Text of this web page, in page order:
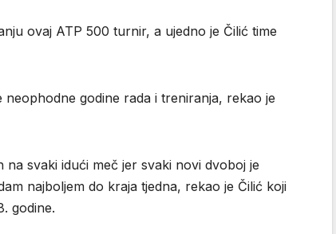
ovaj ATP 500 turnir, a ujedno je Čilić time
godine rada i treniranja, rekao je
svaki idući meč jer svaki novi dvoboj je
najboljem do kraja tjedna, rekao je Čilić koji
godine.